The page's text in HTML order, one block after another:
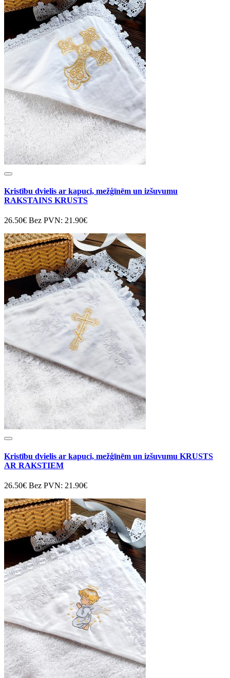
Kristību dvielis ar kapuci, mežģīnēm un izšuvumu
RAKSTAINS KRUSTS
26.50€ Bez PVN: 21.90€
Kristību dvielis ar kapuci, mežģīnēm un izšuvumu KRUSTS
AR RAKSTIEM
26.50€ Bez PVN: 21.90€